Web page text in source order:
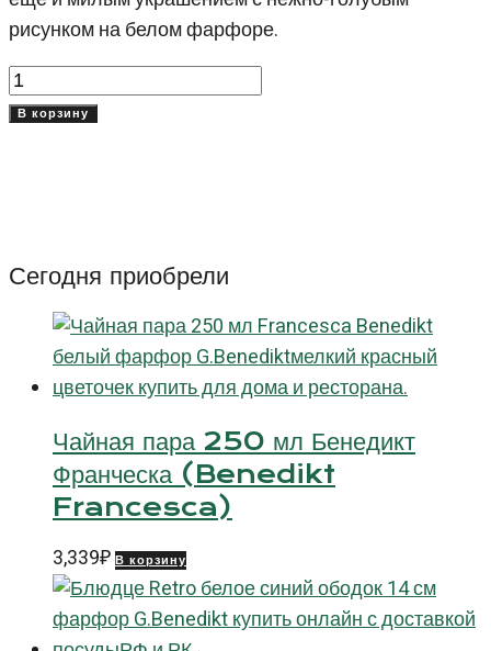
рисунком на белом фарфоре.
Количество
товара
Блу
Валбелла
Valbella)
В корзину
Сегодня приобрели
Чайная пара 250 мл Бенедикт
Франческа (Benedikt
Francesca)
3,339₽ В корзину